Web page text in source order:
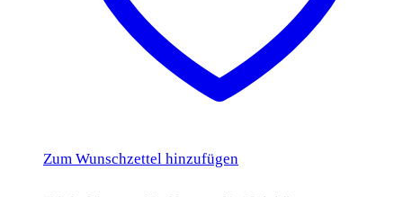
Zum Wunschzettel hinzufügen